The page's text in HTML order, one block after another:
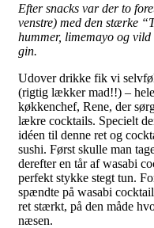
Efter snacks var der to
venstre) med den stærke
hummer, limemayo og
gin.
Udover drikke fik vi
(rigtig lækker mad!!) –
køkkenchef, Rene, der
lækre cocktails. Specielt
idéen til denne ret og
sushi. Først skulle man
derefter en tår af wasabi
perfekt stykke stegt tun.
spændte på wasabi
ret stærkt, på den måde
næsen.